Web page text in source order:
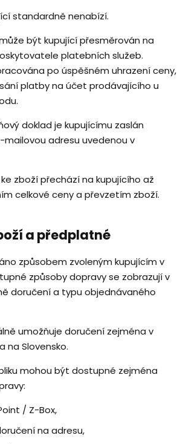
standardně nenabízí.
být kupující přesměrován na
platebních služeb.
po úspěšném uhrazení ceny,
platby na účet prodávajícího u
doklad je kupujícímu zaslán
mailovou adresu uvedenou v
zboží přechází na kupujícího až
celkové ceny a převzetím zboží.
a předplatné
způsobem zvoleným kupujícím v
způsoby dopravy se zobrazují v
doručení a typu objednávaného
umožňuje doručení zejména v
na Slovensko.
mohou být dostupné zejména
/ Z-Box,
na adresu,